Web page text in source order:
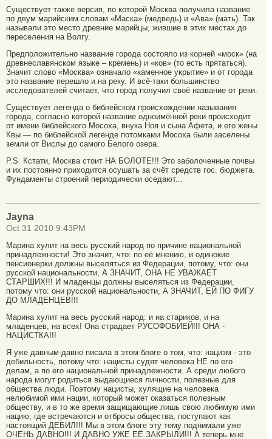
Существует также версия, по которой Москва получила название
по двум марийским словам «Маска» (медведь) и «Ава» (мать). Так
называли это место древние марийцы, жившие в этих местах до
переселения на Волгу.
Предположительно название города состояло из корней «моск» (на
древнеславянском языке – кремень) и «ков» (то есть прятаться).
Значит слово «Москва» означало «каменное укрытие» и от города
это название перешло и на реку. И всё-таки большинство
исследователей считает, что город получил своё название от реки.
Существует легенда о библейском происхождении называния
города, согласно которой название одноимённой реки происходит
от имени библейского Мосоха, внука Ноя и сына Афета, и его жены
Квы — по библейской легенде потомками Мосоха были заселены
земли от Вислы до самого Белого озера.
P.S. Кстати, Москва стоит НА БОЛОТЕ!!! Это заболоченные почвы
и их постоянно приходится осушать за счёт средств гос. бюджета.
Фундаменты строений периодически оседают...
Jayna
Oct 31 2010 9:43PM
Марина хулит на весь русский народ по причине национальной
принадлежности! Это значит, что: по её мнению, и одинокие
пенсионерки должны выселяться из Федерации, потому, что: они
русской национальности, А ЗНАЧИТ, ОНА НЕ УВАЖАЕТ
СТАРШИХ!!! И младенцы должны выселяться из Федерации,
потому что: они русской национальности, А ЗНАЧИТ, ЕЙ ПО ФИГУ
ДО МЛАДЕНЦЕВ!!!
Марина хулит на весь русский народ: и на стариков, и на
младенцев, на всех! Она страдает РУСОФОБИЕЙ!!! ОНА -
НАЦИСТКА!!!
Я уже давным-давно писала в этом блоге о том, что: нацизм - это
дебильность, потому что: нацисты судят человека НЕ по его
делам, а по его национальной принадлежности. А среди любого
народа могут родиться выдающиеся личности, полезные для
общества люди. Поэтому нацисты, хулящие на человека
нелюбимой ими нации, который может оказаться полезным
обществу, и в то же время защищающие лишь свою любимую ими
нацию, где встречаются и отбросы общества, поступают как
настоящий ДЕБИЛ!!! Мы в этом блоге эту тему поднимали уже
ОЧЕНЬ ДАВНО!!! И ДАВНО УЖЕ ЕЁ ЗАКРЫЛИ!!! А теперь мне